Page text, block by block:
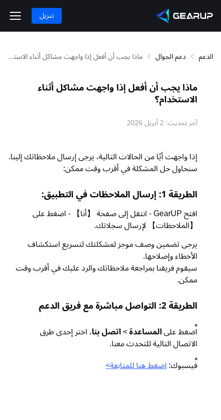
تنزيل
الدعم دعم الجوال ماذا يجب أن أفعل إذا واجهت مشاكل أثناء الاستخدام؟
ماذا يجب أن أفعل إذا واجهت مشاكل أثناء
الاستخدام؟
آخر تحديث:2 أبريل 2026
إذا واجهت أيًا من الحالات التالية، يرجى إرسال ملاحظاتك إلينا.
سنحاول حل المشكلة في أقرب وقت ممكن:
الطريقة 1: إرسال الملاحظات في التطبيق:
افتح GearUP - انتقل إلى صفحة 【أنا】 - اضغط على
【الملاحظات】 لإرسال سجلاتك.
يرجى تضمين وصف موجز لمشكلتك لتسريع استكشاف
الأخطاء وإصلاحها.
سيقوم فريقنا بمراجعة ملاحظاتك والرد عليك في أقرب وقت
ممكن.
الطريقة 2: التواصل مباشرة مع فريق الدعم
اضغط علىالمساعدة>اتصل بنا، اختر إحدى طرق
الاتصال التالية للتحدث معنا.
فيسبوك:اضغط هنا للمتابعة>